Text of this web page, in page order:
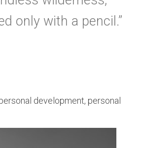
o
r
only with a pencil.”
development, personal